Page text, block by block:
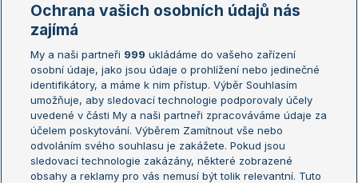
Žebříčky
Žebříček ATP (muži)
Žebříček WTA (ženy)
Sázkařský žebříček
Australian Open
French Open
Wimbledon
US Open
Turnaj mistrů
Turnaj mistryň
Ochrana vašich osobních údajů nás
zajímá
My a naši partneři 999 ukládáme do vašeho zařízení
osobní údaje, jako jsou údaje o prohlížení nebo jedinečné
identifikátory, a máme k nim přístup. Výběr Souhlasím
umožňuje, aby sledovací technologie podporovaly účely
uvedené v části My a naši partneři zpracováváme údaje za
účelem poskytování. Výběrem Zamítnout vše nebo
odvoláním svého souhlasu je zakážete. Pokud jsou
sledovací technologie zakázány, některé zobrazené
obsahy a reklamy pro vás nemusí být tolik relevantní. Tuto